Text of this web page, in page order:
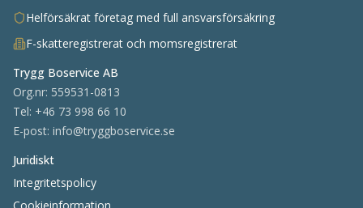
Helförsäkrat företag med full ansvarsförsäkring
F-skatteregistrerat och momsregistrerat
Trygg Boservice AB
Org.nr: 559531-0813
Tel: +46 73 998 66 10
E-post: info@tryggboservice.se
Juridiskt
Integritetspolicy